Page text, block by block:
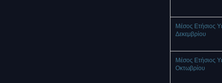
Μέσος Ετήσιος
Δεκεμβρίου
Μέσος Ετήσιος
Οκτωβρίου